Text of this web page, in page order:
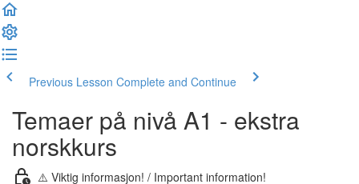
Previous Lesson Complete and Continue
Temaer på nivå A1 - ekstra
norskkurs
⚠️ Viktig informasjon! / Important information!